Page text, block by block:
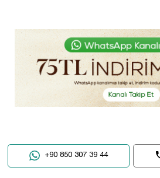
+90 850 307 39 44